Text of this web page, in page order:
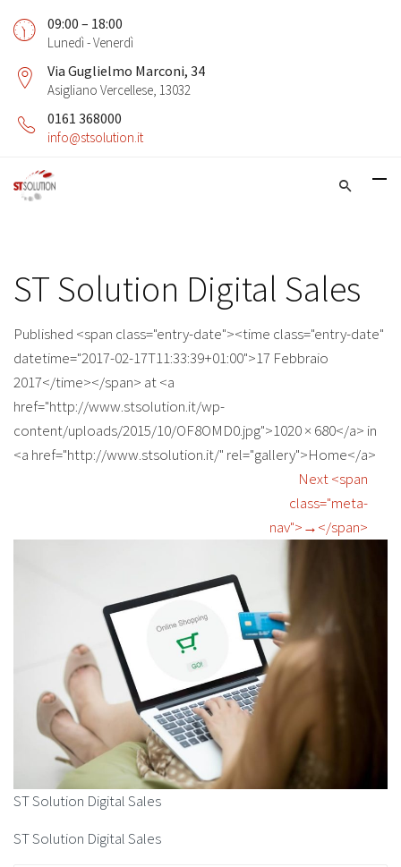
09:00 – 18:00
Lunedì - Venerdì
Via Guglielmo Marconi, 34
Asigliano Vercellese, 13032
0161 368000
info@stsolution.it
ST Solution Digital Sales
Published <span class="entry-date"><time class="entry-date"
datetime="2017-02-17T11:33:39+01:00">17 Febbraio
2017</time></span> at <a
href="http://www.stsolution.it/wp-
content/uploads/2015/10/OF8OMD0.jpg">1020 × 680</a> in
<a href="http://www.stsolution.it/" rel="gallery">Home</a>
Next <span
class="meta-
nav">→</span>
ST Solution Digital Sales
ST Solution Digital Sales